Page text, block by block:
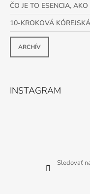
ČO JE TO ESENCIA,
10-KROKOVÁ
ARCHÍV
INSTAGRAM
Sledovať